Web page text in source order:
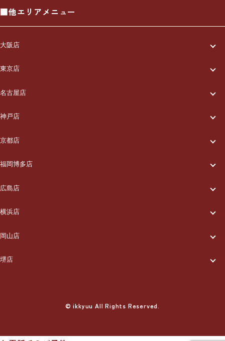
■他エリアメニュー
大阪店
一休について
ご利用の流れ
メニュー/料金
出張エリア
ブログ
お知らせ
採用情報
お問い合わせ
東京店
一休について
ご利用の流れ
メニュー/料金
出張エリア
ブログ
お知らせ
採用情報
お問い合わせ
名古屋店
一休について
ご利用の流れ
メニュー/料金
出張エリア
ブログ
お知らせ
採用情報
神戸店
一休について
ご利用の流れ
メニュー/料金
出張エリア
ブログ
お知らせ
京都店
一休について
ご利用の流れ
メニュー/料金
出張エリア
ブログ
お問い合わせ
福岡博多店
一休について
ご利用の流れ
メニュー/料金
出張エリア
広島店
一休について
ご利用の流れ
メニュー/料金
横浜店
一休について
ご利用の流れ
岡山店
一休について
堺店
© ikkyuu All Rights Reserved.